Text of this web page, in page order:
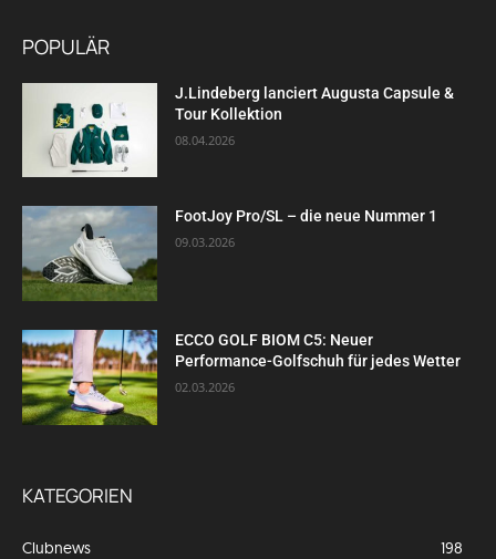
POPULÄR
J.Lindeberg lanciert Augusta Capsule &
Tour Kollektion
08.04.2026
FootJoy Pro/SL – die neue Nummer 1
09.03.2026
ECCO GOLF BIOM C5: Neuer
Performance-Golfschuh für jedes Wetter
02.03.2026
KATEGORIEN
Clubnews
198